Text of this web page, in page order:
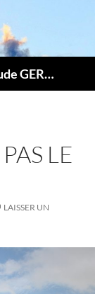
Regardauvergne – Gaël Jean-Claude GERARD
LE
LAISSER UN